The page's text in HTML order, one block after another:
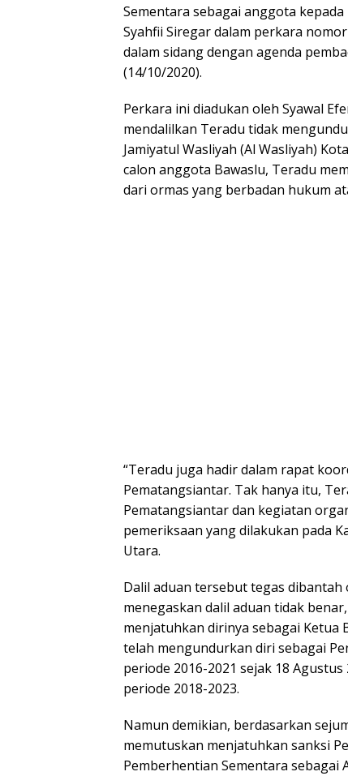
Sementara sebagai anggota
Syahfii Siregar dalam perkara
dalam sidang dengan agenda
(14/10/2020).
Perkara ini diadukan oleh Syawal
mendalilkan Teradu tidak
Jamiyatul Wasliyah (Al Wasliyah)
calon anggota Bawaslu, Teradu
dari ormas yang berbadan hukum
“Teradu juga hadir dalam rapat
Pematangsiantar. Tak hanya itu,
Pematangsiantar dan kegiatan
pemeriksaan yang dilakukan pada
Utara.
Dalil aduan tersebut tegas dibantah
menegaskan dalil aduan tidak
menjatuhkan dirinya sebagai Ketua
telah mengundurkan diri sebagai
periode 2016-2021 sejak 18
periode 2018-2023.
Namun demikian, berdasarkan
memutuskan menjatuhkan sanksi
Pemberhentian Sementara sebagai